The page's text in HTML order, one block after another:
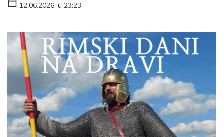
12.06.2026. u 23:23